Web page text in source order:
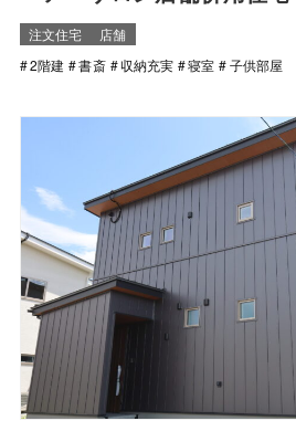
注文住宅
店舗
2階建
書斎 収納充実 寝室 子供部屋